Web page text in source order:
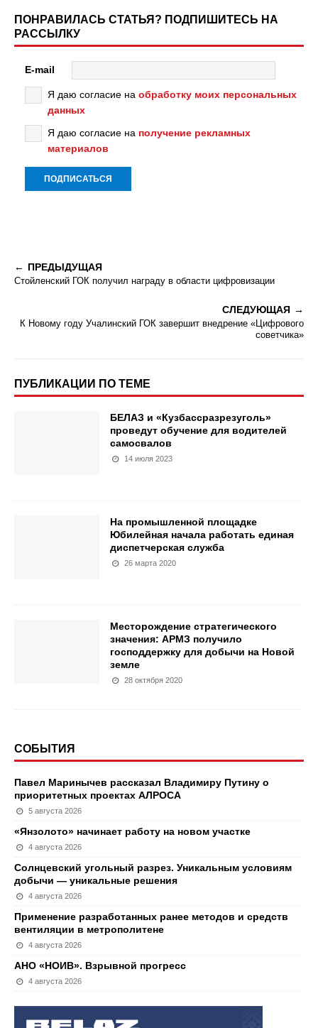
ПОНРАВИЛАСЬ СТАТЬЯ? ПОДПИШИТЕСЬ НА
РАССЫЛКУ
E-mail
Я даю согласие на обработку моих персональных
данных
Я даю согласие на получение рекламных
материалов
ПРЕДЫДУЩАЯ
Стойленский ГОК получил награду в области цифровизации
СЛЕДУЮЩАЯ
К Новому году Учалинский ГОК завершит внедрение «Цифрового
советчика»
ПУБЛИКАЦИИ ПО ТЕМЕ
БЕЛАЗ и «Кузбассразрезуголь»
проведут обучение для водителей
самосвалов
14 июля 2023
На промышленной площадке
Юбилейная начала работать единая
диспетчерская служба
26 марта 2020
Месторождение стратегического
значения: АРМЗ получило
господдержку для добычи на Новой
земле
28 октября 2020
СОБЫТИЯ
Павел Маринычев рассказал Владимиру Путину о
приоритетных проектах АЛРОСА
5 августа 2026
«Янзолото» начинает работу на новом участке
4 августа 2026
Солнцевский угольный разрез. Уникальным условиям
добычи — уникальные решения
4 августа 2026
Применение разработанных ранее методов и средств
вентиляции в метрополитене
4 августа 2026
АНО «НОИВ». Взрывной прогресс
4 августа 2026